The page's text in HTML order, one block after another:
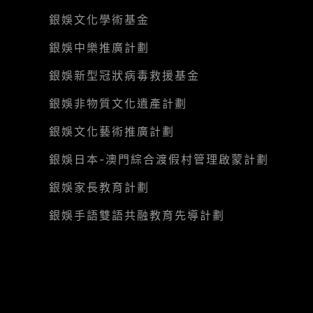
銀娛文化學術基金
銀娛中樂推廣計劃
銀娛新型冠狀病毒救援基金
銀娛非物質文化遺產計劃
銀娛文化藝術推廣計劃
銀娛日本-澳門綜合渡假村管理啟蒙計劃
銀娛家長教育計劃
銀娛手語雙語共融教育先導計劃